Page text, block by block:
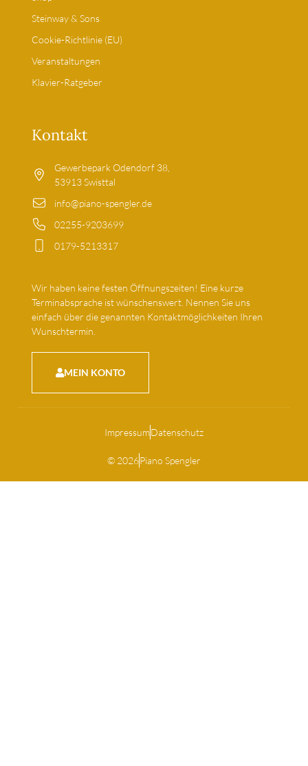
Steinway & Sons
Cookie-Richtlinie (EU)
Veranstaltungen
Klavier-Ratgeber
Kontakt
Gewerbepark Odendorf 38,
53913 Swisttal
info@piano-spengler.de
02255-9203699
0179-5213317
Wir haben keine festen Öffnungszeiten! Eine kurze
Terminabsprache ist wünschenswert. Nennen Sie uns
einfach über die genannten Kontaktmöglichkeiten Ihren
Wunschtermin.
MEIN KONTO
ImpressumDatenschutz
© 2026Piano Spengler